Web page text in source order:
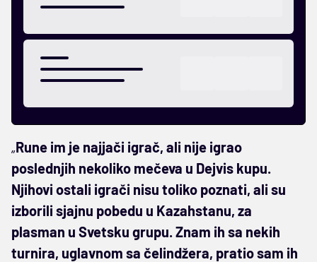
„Rune im je najjači igrač, ali nije igrao
poslednjih nekoliko mečeva u Dejvis kupu.
Njihovi ostali igrači nisu toliko poznati, ali su
izborili sjajnu pobedu u Kazahstanu, za
plasman u Svetsku grupu. Znam ih sa nekih
turnira, uglavnom sa čelindžera, pratio sam ih